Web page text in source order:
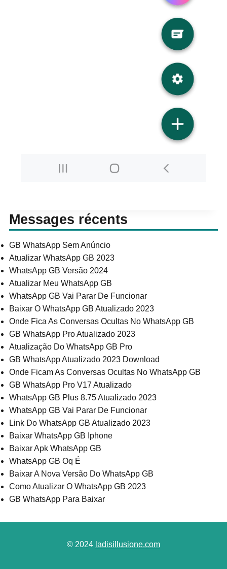
Messages récents
GB WhatsApp Sem Anúncio
Atualizar WhatsApp GB 2023
WhatsApp GB Versão 2024
Atualizar Meu WhatsApp GB
WhatsApp GB Vai Parar De Funcionar
Baixar O WhatsApp GB Atualizado 2023
Onde Fica As Conversas Ocultas No WhatsApp GB
GB WhatsApp Pro Atualizado 2023
Atualização Do WhatsApp GB Pro
GB WhatsApp Atualizado 2023 Download
Onde Ficam As Conversas Ocultas No WhatsApp GB
GB WhatsApp Pro V17 Atualizado
WhatsApp GB Plus 8.75 Atualizado 2023
WhatsApp GB Vai Parar De Funcionar
Link Do WhatsApp GB Atualizado 2023
Baixar WhatsApp GB Iphone
Baixar Apk WhatsApp GB
WhatsApp GB Oq É
Baixar A Nova Versão Do WhatsApp GB
Como Atualizar O WhatsApp GB 2023
GB WhatsApp Para Baixar
© 2024 ladisillusione.com